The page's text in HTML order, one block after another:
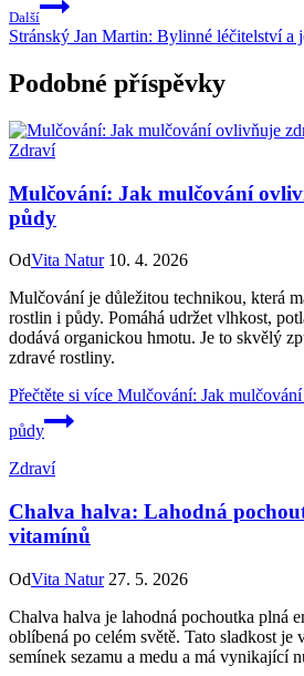
Další
Stránský Jan Martin: Bylinné léčitelství a
Podobné příspěvky
Zdraví
Mulčování: Jak mulčování
půdy
OdVita Natur 10. 4. 2026
Mulčování je důležitou technikou, která
rostlin i půdy. Pomáhá udržet vlhkost,
dodává organickou hmotu. Je to skvělý
zdravé rostliny.
Přečtěte si více Mulčování: Jak
půdy
Zdraví
Chalva halva: Lahodná
vitamínů
OdVita Natur 27. 5. 2026
Chalva halva je lahodná pochoutka plná
oblíbená po celém světě. Tato sladkost je
semínek sezamu a medu a má vynikající